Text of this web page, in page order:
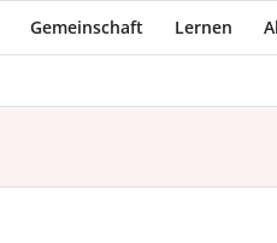
Gemeinschaft Lernen